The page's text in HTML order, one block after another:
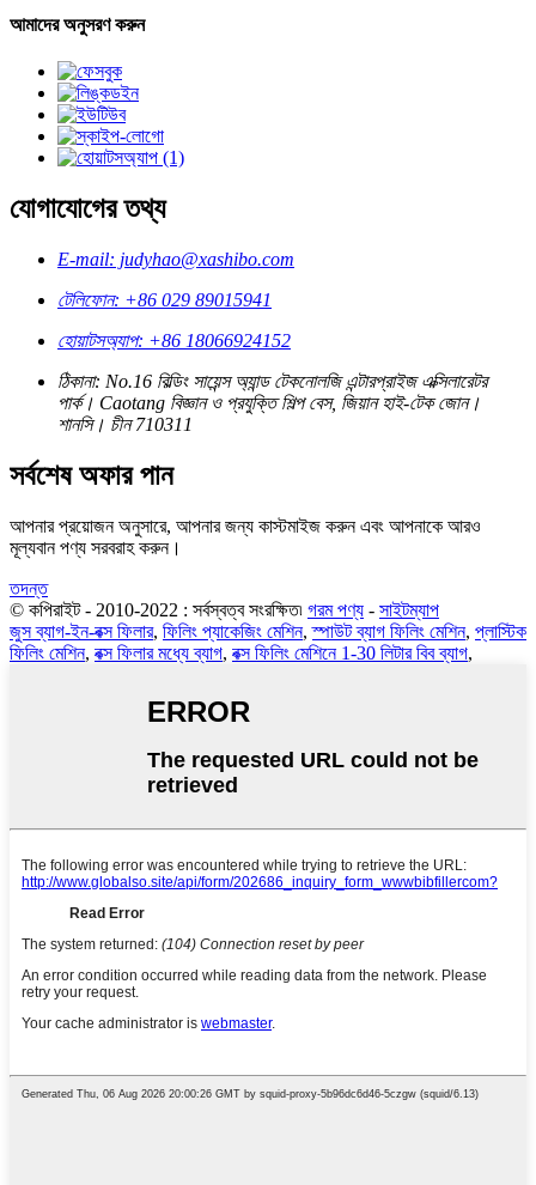
আমাদের অনুসরণ করুন
যোগাযোগের তথ্য
E-mail: judyhao@xashibo.com
টেলিফোন: +86 029 89015941
হোয়াটসঅ্যাপ: +86 18066924152
ঠিকানা: No.16 বিল্ডিং সায়েন্স অ্যান্ড টেকনোলজি এন্টারপ্রাইজ এক্সিলারেটর
পার্ক। Caotang বিজ্ঞান ও প্রযুক্তি শিল্প বেস, জিয়ান হাই-টেক জোন।
শানসি। চীন 710311
সর্বশেষ অফার পান
আপনার প্রয়োজন অনুসারে, আপনার জন্য কাস্টমাইজ করুন এবং আপনাকে আরও
মূল্যবান পণ্য সরবরাহ করুন।
তদন্ত
© কপিরাইট - 2010-2022 : সর্বস্বত্ব সংরক্ষিত৷ গরম পণ্য - সাইটম্যাপ
জুস ব্যাগ-ইন-বক্স ফিলার, ফিলিং প্যাকেজিং মেশিন,স্পাউট ব্যাগ ফিলিং মেশিন, প্লাস্টিক
ফিলিং মেশিন, বক্স ফিলার মধ্যে ব্যাগ, বক্স ফিলিং মেশিনে 1-30 লিটার বিব ব্যাগ,